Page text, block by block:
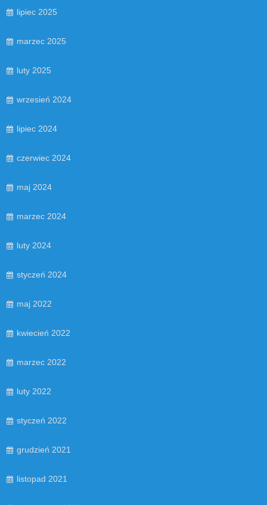
lipiec 2025
marzec 2025
luty 2025
wrzesień 2024
lipiec 2024
czerwiec 2024
maj 2024
marzec 2024
luty 2024
styczeń 2024
maj 2022
kwiecień 2022
marzec 2022
luty 2022
styczeń 2022
grudzień 2021
listopad 2021